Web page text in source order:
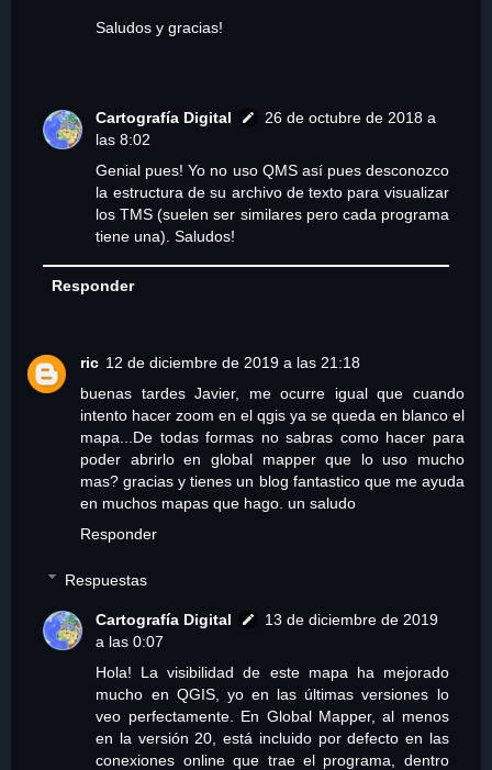
Saludos y gracias!
Cartografía Digital
26 de octubre de 2018 a
las 8:02
Genial pues! Yo no uso QMS así pues desconozco
la estructura de su archivo de texto para visualizar
los TMS (suelen ser similares pero cada programa
tiene una). Saludos!
Responder
ric 12 de diciembre de 2019 a las 21:18
buenas tardes Javier, me ocurre igual que cuando
intento hacer zoom en el qgis ya se queda en blanco el
mapa...De todas formas no sabras como hacer para
poder abrirlo en global mapper que lo uso mucho
mas? gracias y tienes un blog fantastico que me ayuda
en muchos mapas que hago. un saludo
Responder
Respuestas
Cartografía Digital
13 de diciembre de 2019
a las 0:07
Hola! La visibilidad de este mapa ha mejorado
mucho en QGIS, yo en las últimas versiones lo
veo perfectamente. En Global Mapper, al menos
en la versión 20, está incluido por defecto en las
conexiones online que trae el programa, dentro